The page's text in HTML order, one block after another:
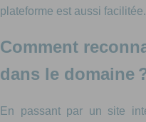
plateforme est aussi facilitée.
Comment
dans le domaine
En passant par un site